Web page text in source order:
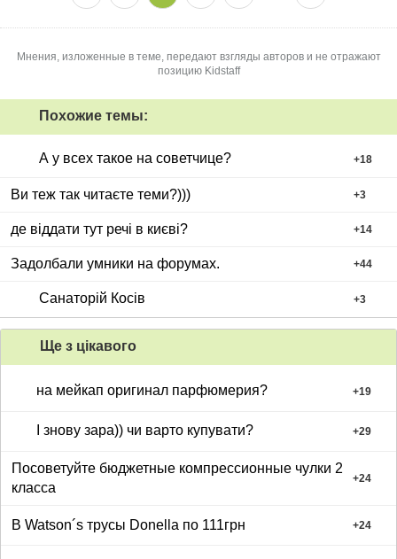
Мнения, изложенные в теме, передают взгляды авторов и не отражают
позицию Kidstaff
Похожие темы:
А у всех такое на советчице? +18
Ви теж так читаєте теми?))) +3
де віддати тут речі в києві? +14
Задолбали умники на форумах. +44
Санаторій Косів +3
Ще з цiкавого
на мейкап оригинал парфюмерия? +19
І знову зара)) чи варто купувати? +29
Посоветуйте бюджетные компрессионные чулки 2
класса
+24
В Watson´s трусы Donella по 111грн +24